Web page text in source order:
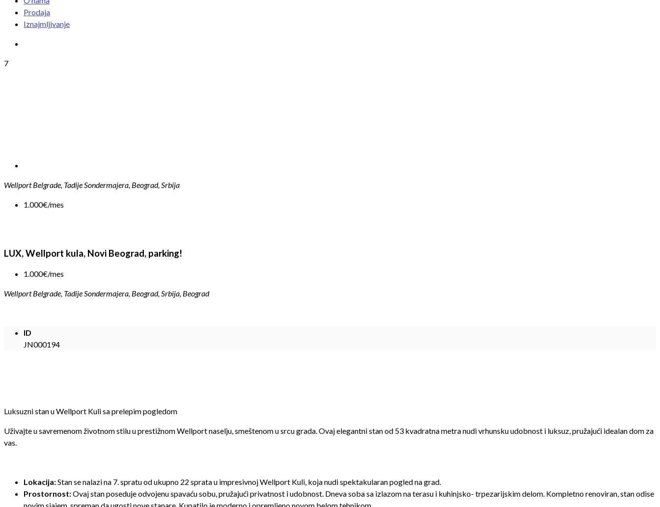
Prodaja
Iznajmljivanje
7
Wellport Belgrade, Tadije Sondermajera, Beograd, Srbija
1.000€/mes
LUX, Wellport kula, Novi Beograd, parking!
1.000€/mes
Wellport Belgrade, Tadije Sondermajera, Beograd, Srbija, Beograd
ID
JN000194
Luksuzni stan u Wellport Kuli sa prelepim pogledom
Uživajte u savremenom životnom stilu u prestižnom Wellport naselju, smeštenom u srcu grada. Ovaj elegantni stan od 53 kvadratna metra nudi vrhunsku udobnost i luksuz, pružajući idealan dom za
vas.
Lokacija:Stan se nalazi na 7. spratu od ukupno 22 sprata u impresivnoj Wellport Kuli, koja nudi spektakularan pogled na grad.
Prostornost:Ovaj stan poseduje odvojenu spavaću sobu, pružajući privatnost i udobnost. Dneva soba sa izlazom na terasu i kuhinjsko- trpezarijskim delom. Kompletno renoviran, stan odise